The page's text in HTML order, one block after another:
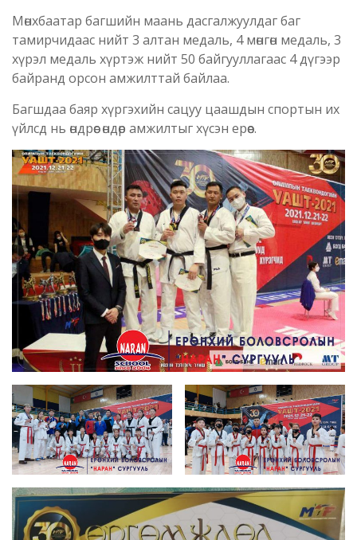
Мөнхбаатар багшийн маань дасгалжуулдаг баг
тамирчидаас нийт 3 алтан медаль, 4 мөнгөн медаль, 3
хүрэл медаль хүртэж нийт 50 байгууллагаас 4 дүгээр
байранд орсон амжилттай байлаа.
Багшдаа баяр хүргэхийн сацуу цаашдын спортын их
үйлсд нь өндрөөс өндөр амжилтыг хүсэн ерөөе.